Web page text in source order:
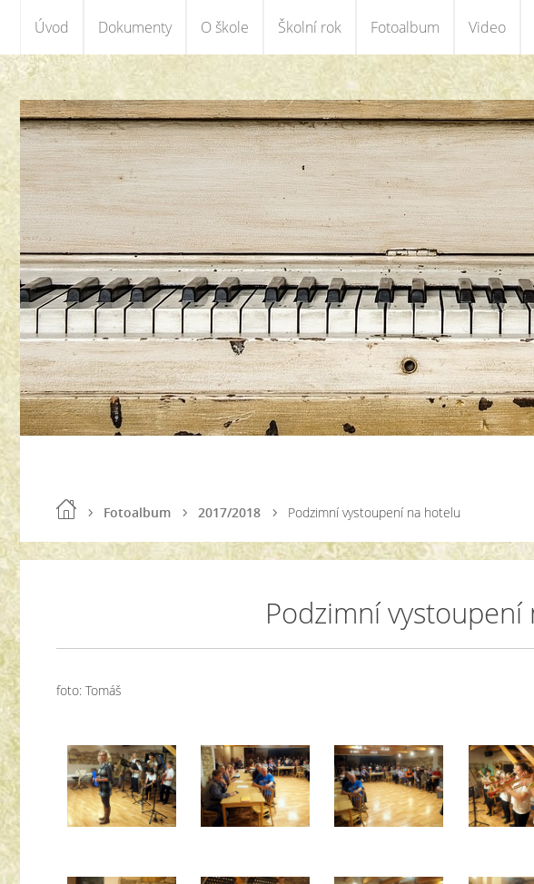
Úvod Dokumenty O škole Školní rok Fotoalbum Video
Fotoalbum 2017/2018 Podzimní vystoupení na hotelu
Podzimní vystoupení
foto: Tomáš